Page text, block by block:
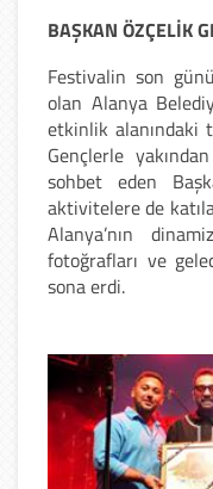
​BAŞKAN ÖZÇELİK
​Festivalin son
olan Alanya
etkinlik
Gençlerle
sohbet eden
aktivitelere de
​Alanya’nın
fotoğrafları ve
sona erdi.